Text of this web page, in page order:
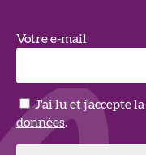
Votre e-mail
J'ai lu et j'accepte la
données.